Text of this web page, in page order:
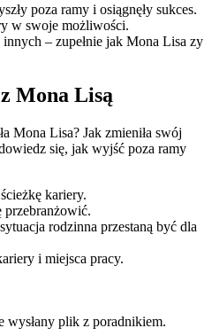
poza ramy i osiągnęły sukces.
w swoje możliwości.
innych – zupełnie jak Mona Lisa zy
Mona Lisą
Mona Lisa? Jak zmieniła swój
się, jak wyjść poza ramy
kariery.
przebranżowić.
rodzinna przestaną być dla
i miejsca pracy.
wysłany plik z poradnikiem.